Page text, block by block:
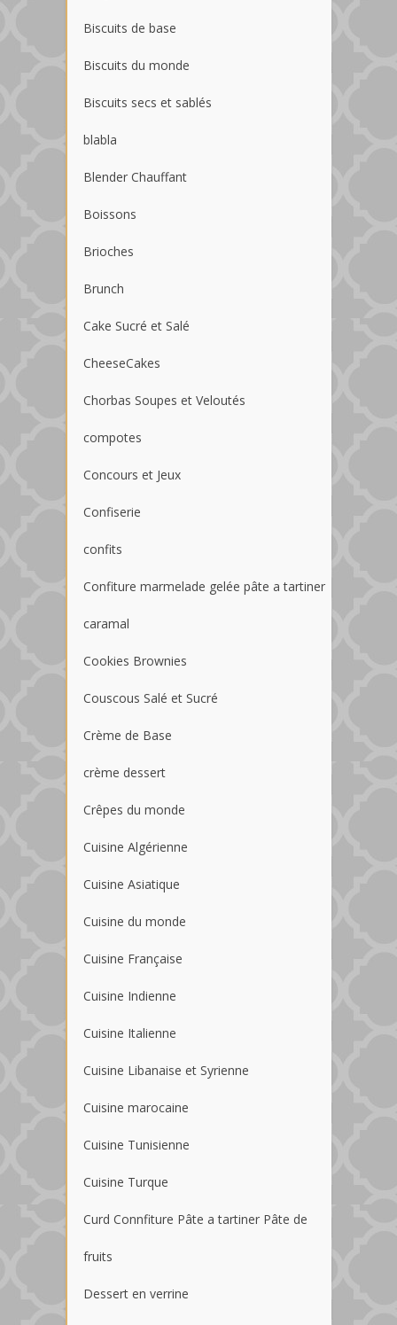
Biscuits de base
Biscuits du monde
Biscuits secs et sablés
blabla
Blender Chauffant
Boissons
Brioches
Brunch
Cake Sucré et Salé
CheeseCakes
Chorbas Soupes et Veloutés
compotes
Concours et Jeux
Confiserie
confits
Confiture marmelade gelée pâte a tartiner
caramal
Cookies Brownies
Couscous Salé et Sucré
Crème de Base
crème dessert
Crêpes du monde
Cuisine Algérienne
Cuisine Asiatique
Cuisine du monde
Cuisine Française
Cuisine Indienne
Cuisine Italienne
Cuisine Libanaise et Syrienne
Cuisine marocaine
Cuisine Tunisienne
Cuisine Turque
Curd Connfiture Pâte a tartiner Pâte de
fruits
Dessert en verrine